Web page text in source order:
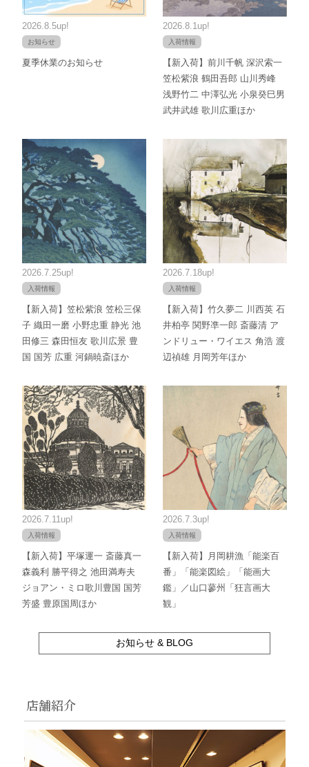
2026.8.5up!
お知らせ
夏季休業のお知らせ
2026.8.1up!
入荷情報
【新入荷】前川千帆 深沢索一
笠松紫浪 鶴田吾郎 山川秀峰
浅野竹二 中澤弘光 小泉癸巳男
武井武雄 歌川広重ほか
2026.7.25up!
入荷情報
【新入荷】笠松紫浪 笠松三保
子 織田一磨 小野忠重 静光 池
田修三 森田恒友 歌川広景 豊
国 国芳 広重 河鍋暁斎ほか
2026.7.18up!
入荷情報
【新入荷】竹久夢二 川西英 石
井柏亭 関野凖一郎 斎藤清 ア
ンドリュー・ワイエス 角浩 渡
辺禎雄 月岡芳年ほか
2026.7.11up!
入荷情報
【新入荷】平塚運一 斎藤真一
森義利 勝平得之 池田満寿夫
ジョアン・ミロ歌川豊国 国芳
芳盛 豊原国周ほか
2026.7.3up!
入荷情報
【新入荷】月岡耕漁「能楽百
番」「能楽図絵」「能画大
鑑」／山口蓼州「狂言画大
観」
お知らせ & BLOG
店舗紹介